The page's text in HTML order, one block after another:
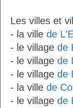
Les villes et
- la ville de
- le village de
- le village de
- le village de
- la ville de
- le village de